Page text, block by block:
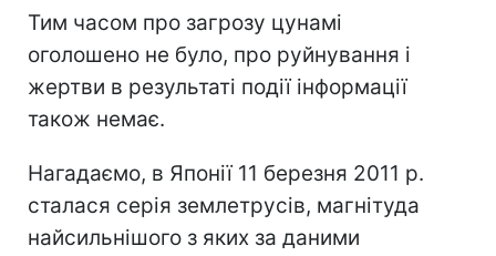
Тим часом про загрозу цунамі
оголошено не було, про руйнування і
жертви в результаті події інформації
також немає.
Нагадаємо, в Японії 11 березня 2011 р.
сталася серія землетрусів, магнітуда
найсильнішого з яких за даними